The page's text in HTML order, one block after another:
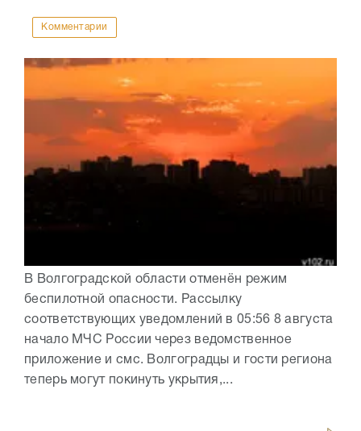
Комментарии
В Волгоградской области отменён режим
беспилотной опасности. Рассылку
соответствующих уведомлений в 05:56 8 августа
начало МЧС России через ведомственное
приложение и смс. Волгоградцы и гости региона
теперь могут покинуть укрытия,...